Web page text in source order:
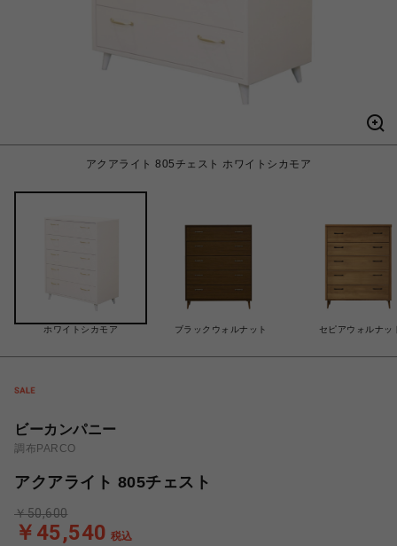
アクアライト 805チェスト ホワイトシカモア
ホワイトシカモア ブラックウォルナット セピアウォルナッ
ビーカンパニー
調布PARCO
アクアライト 805チェスト
￥45,540 税込
￥50,600